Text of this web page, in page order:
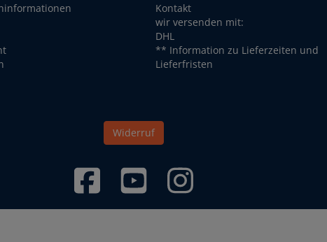
Kontakt
wir versenden mit:
DHL
** Information zu Lieferzeiten und
Lieferfristen
Widerruf